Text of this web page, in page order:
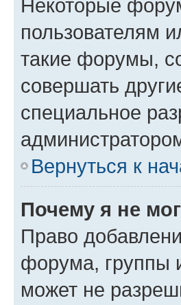
Некоторые
пользователям
такие форумы,
совершать
специальное
Вернуться к
Почему я не
Право
форума, группы
может не